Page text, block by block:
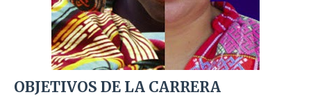
OBJETIVOS DE LA CARRERA